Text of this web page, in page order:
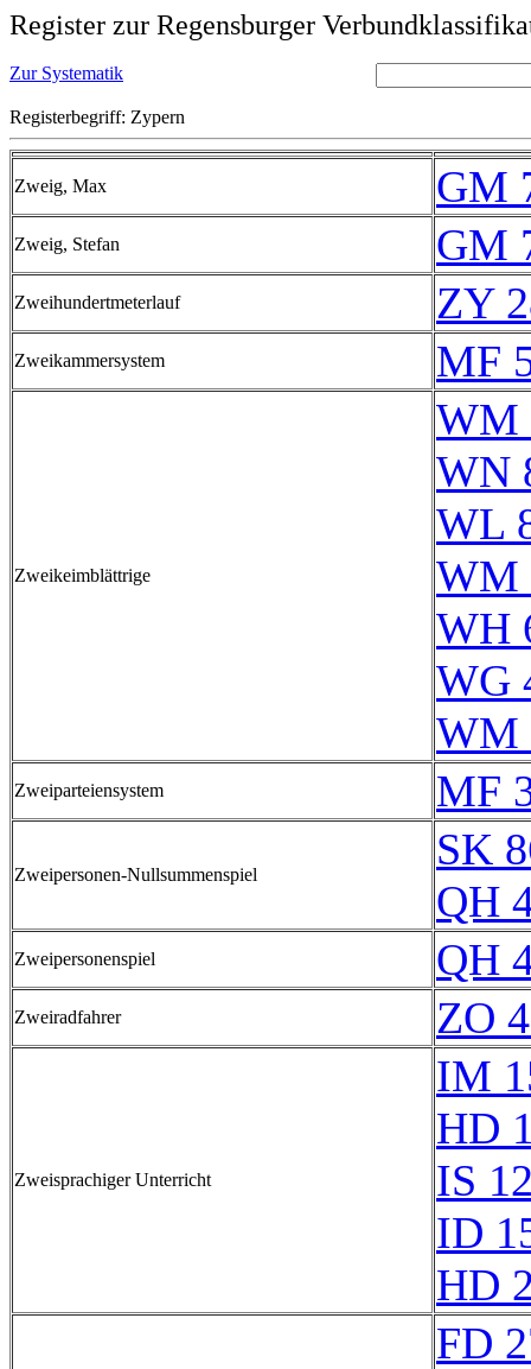
Register zur Regensburger
Zur Systematik
Registerbegriff: Zypern
Zweig, Max GM
Zweig, Stefan GM
Zweihundertmeterlauf ZY
Zweikammersystem MF
Zweikeimblättrige
WM
WN
WL
WM
WH
WG
WM
Zweiparteiensystem MF
Zweipersonen-Nullsummenspiel
SK
QH
Zweipersonenspiel QH
Zweiradfahrer ZO
Zweisprachiger Unterricht
IM
HD
IS
ID
HD
FD